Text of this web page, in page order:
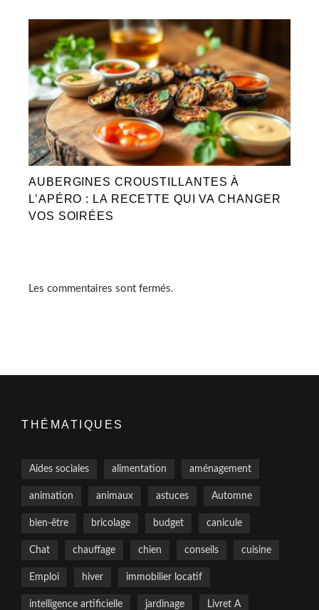
AUBERGINES CROUSTILLANTES À
L’APÉRO : LA RECETTE QUI VA CHANGER
VOS SOIRÉES
Les commentaires sont fermés.
THÉMATIQUES
Aides sociales alimentation aménagement
animation animaux astuces Automne
bien-être bricolage budget canicule
Chat chauffage chien conseils cuisine
Emploi hiver immobilier locatif
intelligence artificielle jardinage Livret A